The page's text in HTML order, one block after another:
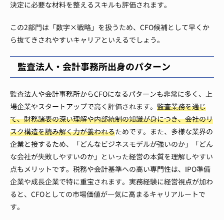
決定に必要な材料を整えるスキルも評価されます。
この2部門は「数字×戦略」を扱うため、CFO候補として早くか
ら抜てきされやすいキャリアといえるでしょう。
監査法人・会計事務所出身のパターン
監査法人や会計事務所からCFOになるパターンも非常に多く、上
場企業やスタートアップで高く評価されます。 監査業務を通じ
て、財務諸表の深い理解や内部統制の知識が身につき、会社のリ
スク構造を読み解く力が養われるためです。 また、多様な業界の
企業と接するため、「どんなビジネスモデルが強いのか」「どん
な会社が失敗しやすいのか」といった経営の本質を理解しやすい
点もメリットです。 税務や会計基準への高い専門性は、IPO準備
企業や成長企業で特に重宝されます。実務経験に経営視点が加わ
ると、CFOとしての市場価値が一気に高まるキャリアルートで
す。